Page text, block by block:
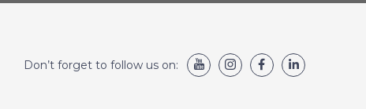
Don’t forget to follow us on: